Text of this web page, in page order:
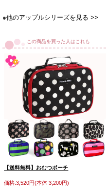
●他のアップルシリーズを見る >>
この商品を買った人はこれも
【送料無料】おむつポーチ
価格:3,520円(本体 3,200円)